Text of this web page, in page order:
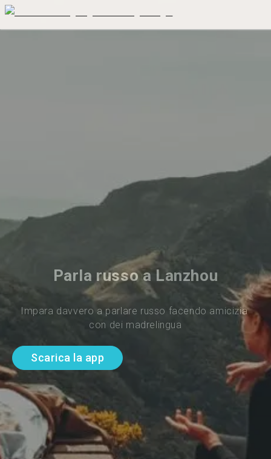
Parla russo a Lanzhou
Impara davvero a parlare russo facendo amicizia
con dei madrelingua
Scarica la app